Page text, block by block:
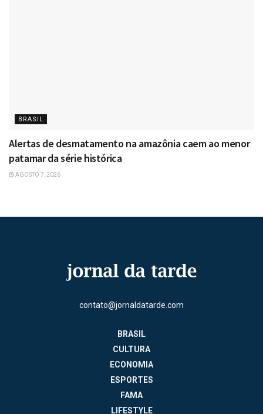
BRASIL
Alertas de desmatamento na amazônia caem ao menor
patamar da série histórica
AGOSTO 7, 2026
contato@jornaldatarde.com
BRASIL
CULTURA
ECONOMIA
ESPORTES
FAMA
LIFESTYLE